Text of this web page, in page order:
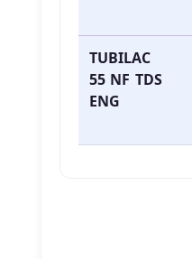
TUBILAC
55 NF TDS
ENG